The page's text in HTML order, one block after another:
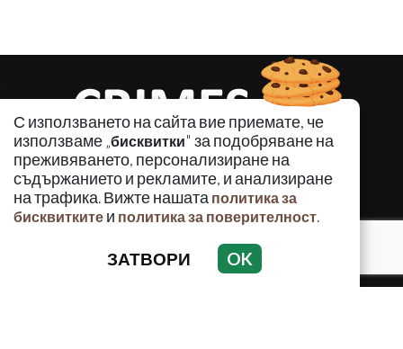
С използването на сайта вие приемате, че
използваме „бисквитки" за подобряване на
преживяването, персонализиране на
съдържанието и рекламите, и анализиране
на трафика. Вижте нашата политика за
бисквитките и политика за поверителност.
ЗАТВОРИ OK
КРИМИНАЛНО
ИНЦИДЕНТИ